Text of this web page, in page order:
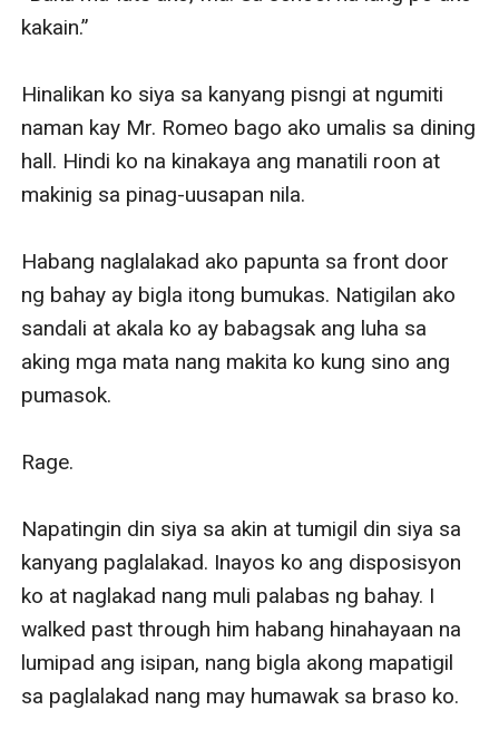
kakain.”
Hinalikan ko siya sa kanyang pisngi at ngumiti
naman kay Mr. Romeo bago ako umalis sa dining
hall. Hindi ko na kinakaya ang manatili roon at
makinig sa pinag-uusapan nila.
Habang naglalakad ako papunta sa front door
ng bahay ay bigla itong bumukas. Natigilan ako
sandali at akala ko ay babagsak ang luha sa
aking mga mata nang makita ko kung sino ang
pumasok.
Rage.
Napatingin din siya sa akin at tumigil din siya sa
kanyang paglalakad. Inayos ko ang disposisyon
ko at naglakad nang muli palabas ng bahay. I
walked past through him habang hinahayaan na
lumipad ang isipan, nang bigla akong mapatigil
sa paglalakad nang may humawak sa braso ko.